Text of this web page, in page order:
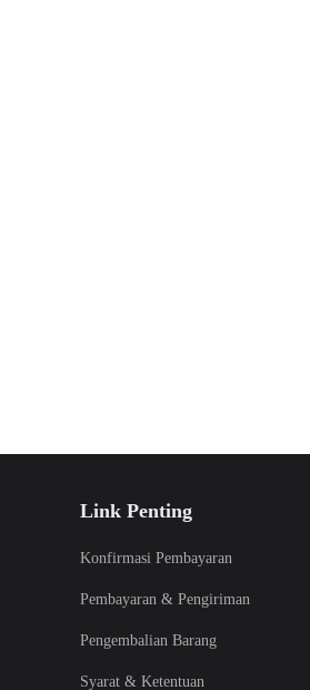
Link Penting
Konfirmasi Pembayaran
Pembayaran & Pengiriman
Pengembalian Barang
Syarat & Ketentuan